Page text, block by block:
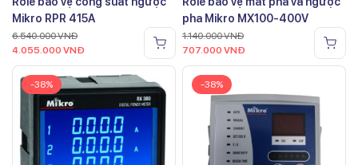
Mikro RPR 415A
6.540.000VNĐ
4.055.000 VNĐ
pha Mikro MX100-400V
1.140.000VNĐ
707.000 VNĐ
-38% -38%